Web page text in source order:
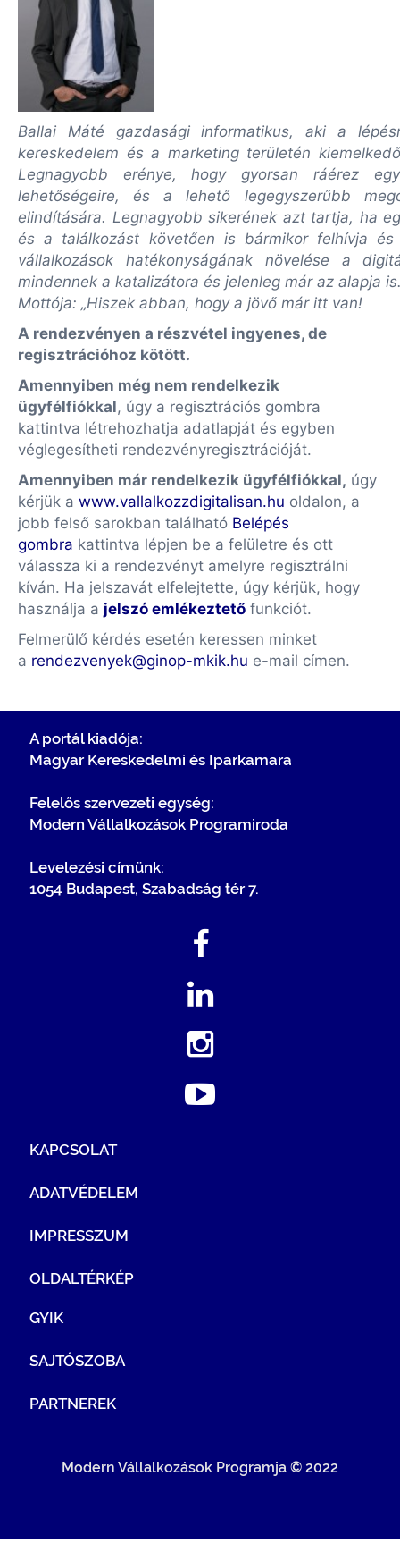
Ballai Máté gazdasági informatikus, aki a
kereskedelem és a marketing területén
Legnagyobb erénye, hogy gyorsan ráérez
lehetőségeire, és a lehető legegyszerűbb
elindítására. Legnagyobb sikerének azt tartja, ha
és a találkozást követően is bármikor felhívja
vállalkozások hatékonyságának növelése a
mindennek a katalizátora és jelenleg már az alapja
Mottója: „Hiszek abban, hogy a jövő már itt van!
A rendezvényen a részvétel ingyenes, de
regisztrációhoz kötött.
Amennyiben még nem rendelkezik
ügyfélfiókkal, úgy a regisztrációs gombra
kattintva létrehozhatja adatlapját és egyben
véglegesítheti rendezvényregisztrációját.
Amennyiben már rendelkezik ügyfélfiókkal, úgy
kérjük a www.vallalkozzdigitalisan.hu oldalon, a
jobb felső sarokban található Belépés
gombra kattintva lépjen be a felületre és ott
válassza ki a rendezvényt amelyre regisztrálni
kíván. Ha jelszavát elfelejtette, úgy kérjük, hogy
használja a jelszó emlékeztető funkciót.
Felmerülő kérdés esetén keressen minket
a rendezvenyek@ginop-mkik.hu e-mail címen.
A portál kiadója:
Magyar Kereskedelmi és Iparkamara
Felelős szervezeti egység:
Modern Vállalkozások Programiroda
Levelezési címünk:
1054 Budapest, Szabadság tér 7.
KAPCSOLAT
ADATVÉDELEM
IMPRESSZUM
OLDALTÉRKÉP
GYIK
SAJTÓSZOBA
PARTNEREK
Modern Vállalkozások Programja © 2022